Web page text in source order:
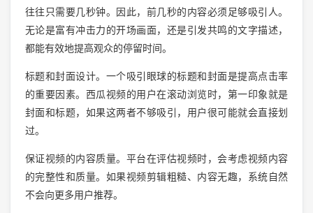
往往只需要几秒钟。因此，前几秒的内容必须足够吸引人。
无论是富有冲击力的开场画面，还是引发共鸣的文字描述，
都能有效地提高观众的停留时间。
标题和封面设计。一个吸引眼球的标题和封面是提高点击率
的重要因素。西瓜视频的用户在滚动浏览时，第一印象就是
封面和标题，如果这两者不够吸引，用户很可能就会直接划
过。
保证视频的内容质量。平台在评估视频时，会考虑视频内容
的完整性和质量。如果视频剪辑粗糙、内容无趣，系统自然
不会向更多用户推荐。